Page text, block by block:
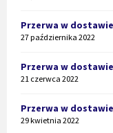
Przerwa w dostawie
27 października 2022
Przerwa w dostawie
21 czerwca 2022
Przerwa w dostawie
29 kwietnia 2022